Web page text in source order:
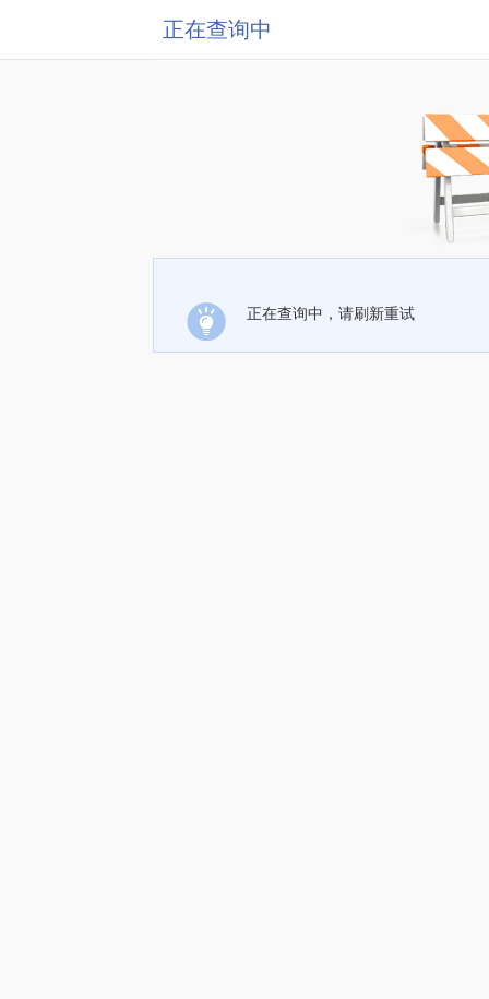
正在查询中
正在查询中，请刷新重试